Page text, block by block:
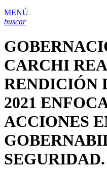
MENÚ
buscar
CARCHI
RENDICIÓN
2021
ACCIONES
SEGURIDAD.